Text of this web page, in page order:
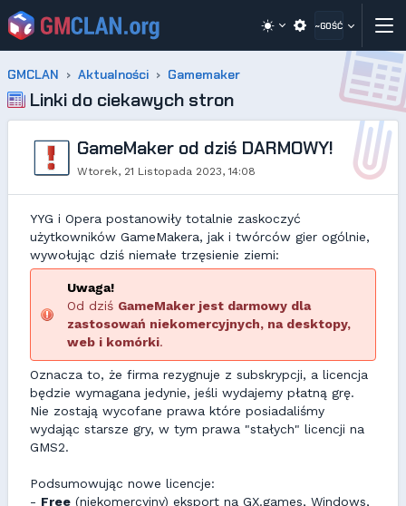
~GOŚĆ
GMCLAN Aktualności Gamemaker
Linki do ciekawych stron
GameMaker od dziś DARMOWY!
Wtorek, 21 Listopada 2023, 14:08
YYG i Opera postanowiły totalnie zaskoczyć
użytkowników GameMakera, jak i twórców gier ogólnie,
wywołując dziś niemałe trzęsienie ziemi:
Uwaga!
Od dziś GameMaker jest darmowy dla
zastosowań niekomercyjnych, na desktopy,
web i komórki.
Oznacza to, że firma rezygnuje z subskrypcji, a licencja
będzie wymagana jedynie, jeśli wydajemy płatną grę.
Nie zostają wycofane prawa które posiadaliśmy
wydając starsze gry, w tym prawa "stałych" licencji na
GMS2.
Podsumowując nowe licencje:
- Free (niekomercyjny) eksport na GX.games, Windows,